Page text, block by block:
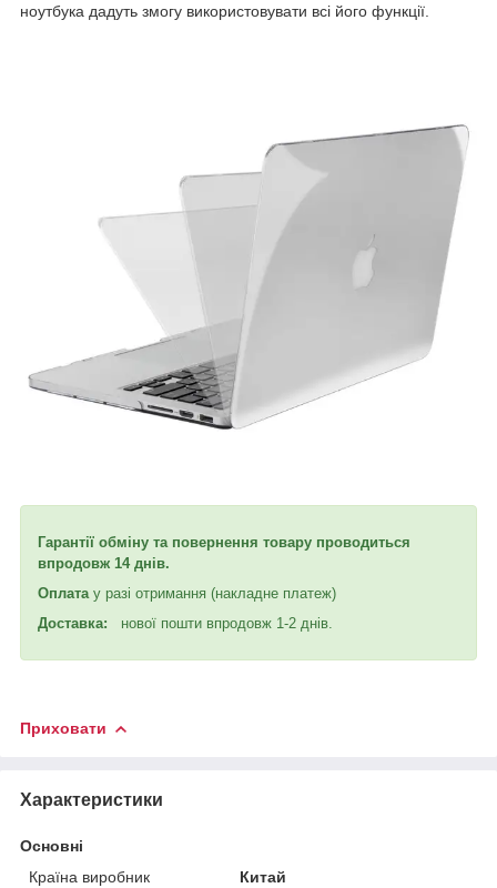
ноутбука дадуть змогу використовувати всі його функції.
Гарантії обміну та повернення товару проводиться
впродовж 14 днів.
Оплата у разі отримання (накладне платеж)
Доставка:
нової пошти впродовж 1-2 днів.
Приховати
Характеристики
Основні
Країна виробник
Китай